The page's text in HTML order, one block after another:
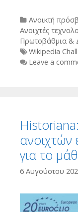
Categories
Ανοικτή
Ανοιχτές
Πρωτοβάθμια &
Tags
Wikipedia
Leave a
ανοιχτών
για το
6 Αυγούστου